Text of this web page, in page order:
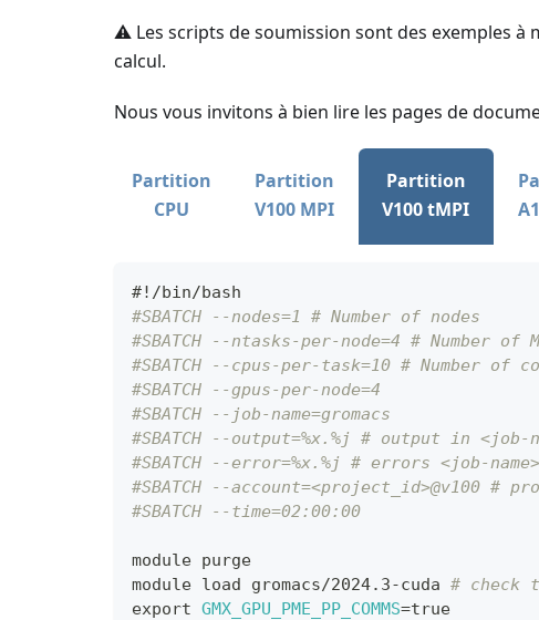
⚠️ Les scripts de soumission sont des exemples
calcul.
Nous vous invitons à bien lire les pages de
Partition
CPU
Partition
V100 MPI
Partition
V100 tMPI
#!/bin/bash
#SBATCH --nodes=1 # Number of nodes
#SBATCH --ntasks-per-node=4 # Number of
#SBATCH --cpus-per-task=10 # Number of
#SBATCH --gpus-per-node=4
#SBATCH --job-name=gromacs
#SBATCH --output=%x.%j # output in <job-
#SBATCH --error=%x.%j # errors <job-
#SBATCH --account=<project_id>@v100
#SBATCH --time=02:00:00
module purge
module load gromacs/2024.3-cuda # check
export GMX_GPU_PME_PP_COMMS=true